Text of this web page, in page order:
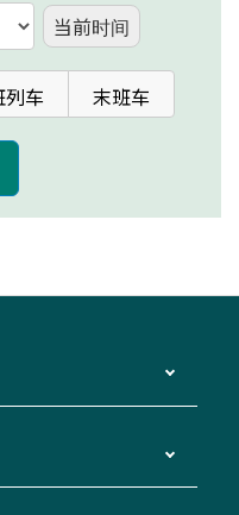
当前时间
车 末班车